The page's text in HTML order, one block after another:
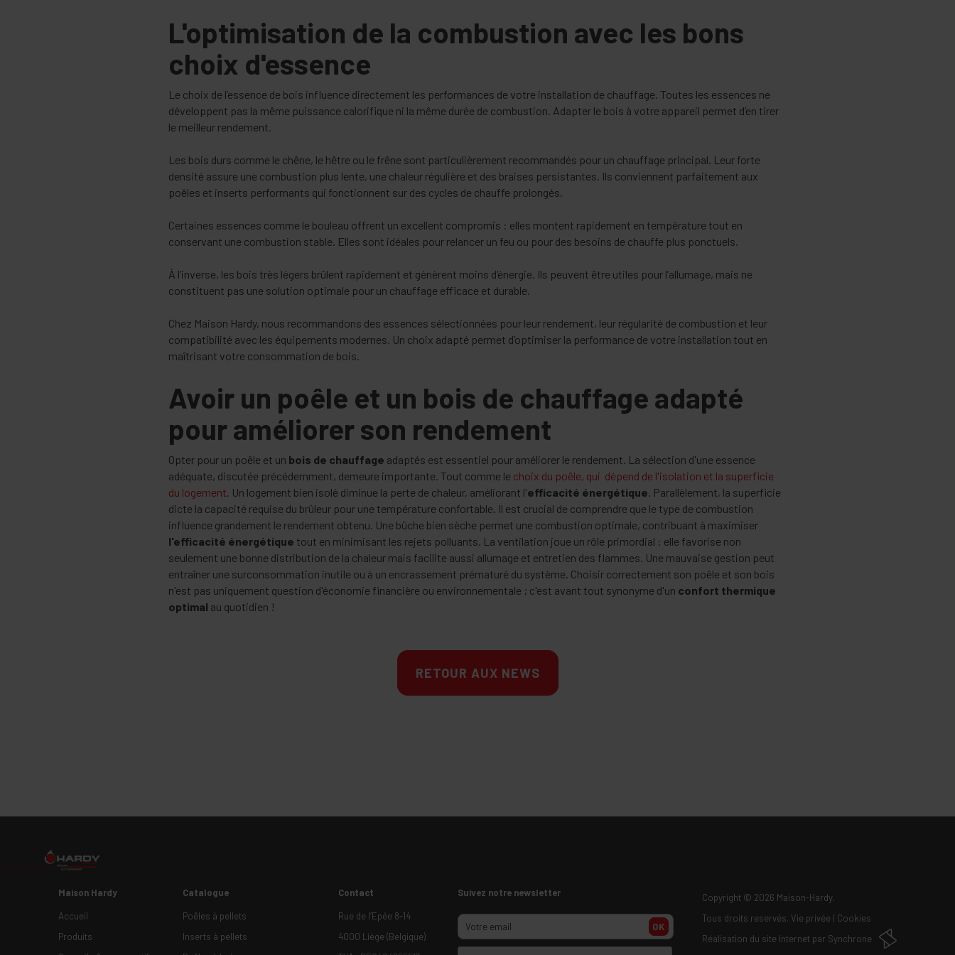
L'optimisation de la combustion avec les bons
choix d'essence
Le choix de l’essence de bois influence directement les performances de votre installation de chauffage. Toutes les essences ne
développent pas la même puissance calorifique ni la même durée de combustion. Adapter le bois à votre appareil permet d’en tirer
le meilleur rendement.
Les bois durs comme le chêne, le hêtre ou le frêne sont particulièrement recommandés pour un chauffage principal. Leur forte
densité assure une combustion plus lente, une chaleur régulière et des braises persistantes. Ils conviennent parfaitement aux
poêles et inserts performants qui fonctionnent sur des cycles de chauffe prolongés.
Certaines essences comme le bouleau offrent un excellent compromis : elles montent rapidement en température tout en
conservant une combustion stable. Elles sont idéales pour relancer un feu ou pour des besoins de chauffe plus ponctuels.
À l’inverse, les bois très légers brûlent rapidement et génèrent moins d’énergie. Ils peuvent être utiles pour l’allumage, mais ne
constituent pas une solution optimale pour un chauffage efficace et durable.
Chez Maison Hardy, nous recommandons des essences sélectionnées pour leur rendement, leur régularité de combustion et leur
compatibilité avec les équipements modernes. Un choix adapté permet d’optimiser la performance de votre installation tout en
maîtrisant votre consommation de bois.
Avoir un poêle et un bois de chauffage adapté
pour améliorer son rendement
Opter pour un poêle et un bois de chauffage adaptés est essentiel pour améliorer le rendement. La sélection d'une essence
adéquate, discutée précédemment, demeure importante. Tout comme le choix du poêle, qui dépend de l'isolation et la superficie
du logement. Un logement bien isolé diminue la perte de chaleur, améliorant l'efficacité énergétique. Parallèlement, la superficie
dicte la capacité requise du brûleur pour une température confortable. Il est crucial de comprendre que le type de combustion
influence grandement le rendement obtenu. Une bûche bien sèche permet une combustion optimale, contribuant à maximiser
l'efficacité énergétique tout en minimisant les rejets polluants. La ventilation joue un rôle primordial : elle favorise non
seulement une bonne distribution de la chaleur mais facilite aussi allumage et entretien des flammes. Une mauvaise gestion peut
entraîner une surconsommation inutile ou à un encrassement prématuré du système. Choisir correctement son poêle et son bois
n'est pas uniquement question d'économie financière ou environnementale ; c'est avant tout synonyme d'un confort thermique
optimal au quotidien !
RETOUR AUX NEWS
Maison Hardy
Accueil
Produits
Catalogue
Poêles à pellets
Inserts à pellets
Contact
Rue de l’Epée 8-14
4000 Liège (Belgique)
Suivez notre newsletter
OK
Copyright © 2026 Maison-Hardy.
Tous droits reservés. Vie privée
Cookies
Réalisation du site Internet par Synchrone